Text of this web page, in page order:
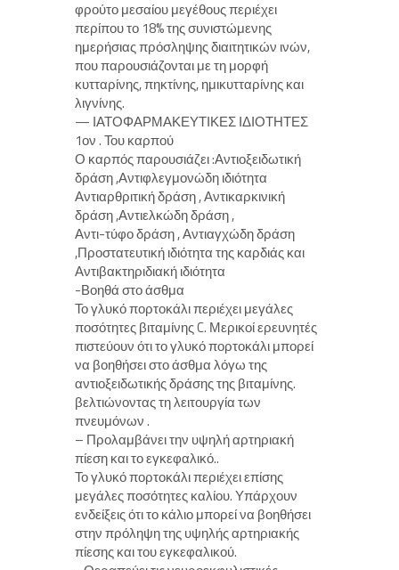
φρούτο μεσαίου μεγέθους περιέχει
περίπου το 18% της συνιστώμενης
ημερήσιας πρόσληψης διαιτητικών ινών,
που παρουσιάζονται με τη μορφή
κυτταρίνης, πηκτίνης, ημικυτταρίνης και
λιγνίνης.
— ΙΑΤΟΦΑΡΜΑΚΕΥΤΙΚΕΣ ΙΔΙΟΤΗΤΕΣ
1ον . Του καρπού
Ο καρπός παρουσιάζει :Αντιοξειδωτική
δράση ,Αντιφλεγμονώδη ιδιότητα
Αντιαρθριτική δράση , Αντικαρκινική
δράση ,Αντιελκώδη δράση ,
Αντι-τύφο δράση , Αντιαγχώδη δράση
,Προστατευτική ιδιότητα της καρδιάς και
Αντιβακτηριδιακή ιδιότητα
-Βοηθά στο άσθμα
Το γλυκό πορτοκάλι περιέχει μεγάλες
ποσότητες βιταμίνης C. Μερικοί ερευνητές
πιστεύουν ότι το γλυκό πορτοκάλι μπορεί
να βοηθήσει στο άσθμα λόγω της
αντιοξειδωτικής δράσης της βιταμίνης.
βελτιώνοντας τη λειτουργία των
πνευμόνων .
– Προλαμβάνει την υψηλή αρτηριακή
πίεση και το εγκεφαλικό..
Το γλυκό πορτοκάλι περιέχει επίσης
μεγάλες ποσότητες καλίου. Υπάρχουν
ενδείξεις ότι το κάλιο μπορεί να βοηθήσει
στην πρόληψη της υψηλής αρτηριακής
πίεσης και του εγκεφαλικού.